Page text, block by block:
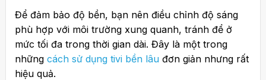
Để đảm bảo độ bền, bạn nên điều chỉnh độ sáng
phù hợp với môi trường xung quanh, tránh để ở
mức tối đa trong thời gian dài. Đây là một trong
những cách sử dụng tivi bền lâuđơn giản nhưng rất
hiệu quả.